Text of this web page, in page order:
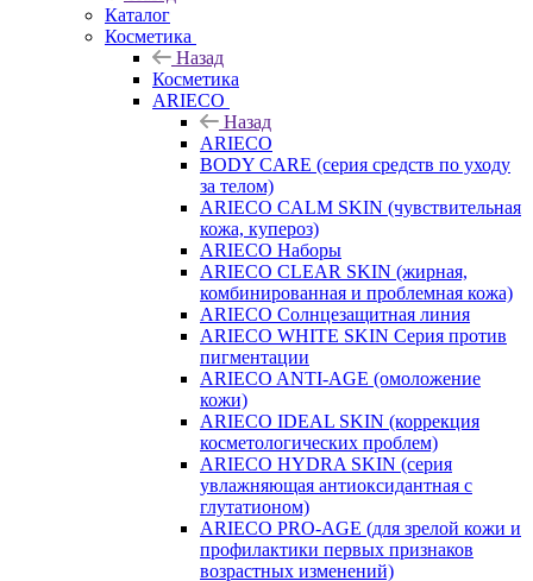
Каталог
Косметика
Назад
Косметика
ARIECO
Назад
ARIECO
BODY CARE (серия средств по уходу
за телом)
ARIECO CALM SKIN (чувствительная
кожа, купероз)
ARIECO Наборы
ARIECO CLEAR SKIN (жирная,
комбинированная и проблемная кожа)
ARIECO Солнцезащитная линия
ARIECO WHITE SKIN Серия против
пигментации
ARIECO ANTI-AGE (омоложение
кожи)
ARIECO IDEAL SKIN (коррекция
косметологических проблем)
ARIECO HYDRA SKIN (серия
увлажняющая антиоксидантная с
глутатионом)
ARIECO PRO-AGE (для зрелой кожи и
профилактики первых признаков
возрастных изменений)